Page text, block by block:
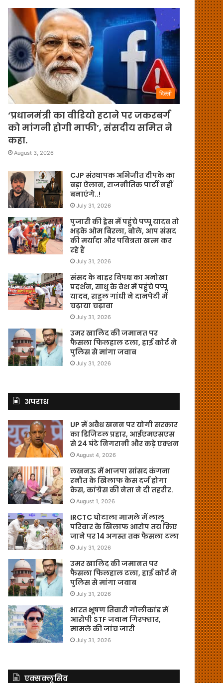
दिल्ली
‘प्रधानमंत्री का वीडियो हटाने पर जकरबर्ग
को मांगनी होगी माफी’, संसदीय समित ने
कहा.
August 3, 2026
CJP संस्थापक अभिजीत दीपके का
बड़ा ऐलान, राजनीतिक पार्टी नहीं
बनाएंगे..!
July 31, 2026
पुजारी की ड्रेस में पहुंचे पप्पू यादव तो
भड़के ओम बिरला, बोले, आप संसद
की मर्यादा और पवित्रता खत्म कर
रहे हैं
July 31, 2026
संसद के बाहर विपक्ष का अनोखा
प्रदर्शन, साधु के वेश में पहुंचे पप्पू
यादव, राहुल गांधी ने दानपेटी में
चढ़ाया चढ़ावा
July 31, 2026
उमर खालिद की जमानत पर
फैसला फिलहाल टला, हाई कोर्ट ने
पुलिस से मांगा जवाब
July 31, 2026
अपराध
UP में अवैध खनन पर योगी सरकार
का डिजिटल प्रहार, आईएमएसएस
से 24 घंटे निगरानी और कड़े एक्शन
August 4, 2026
लखनऊ में भाजपा सांसद कंगना
रनौत के खिलाफ केस दर्ज होगा
केस, कांग्रेस की नेता ने दी तहरीर.
August 1, 2026
IRCTC घोटाला मामले में लालू
परिवार के खिलाफ आरोप तय किए
जाने पर 14 अगस्त तक फैसला टला
July 31, 2026
उमर खालिद की जमानत पर
फैसला फिलहाल टला, हाई कोर्ट ने
पुलिस से मांगा जवाब
July 31, 2026
भारत भूषण तिवारी गोलीकांड में
आरोपी STF जवान गिरफ्तार,
मामले की जांच जारी
July 31, 2026
एक्सक्लूसिव